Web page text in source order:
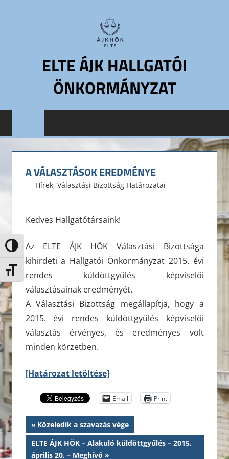
Nagy kontraszt váltása
Betűméret váltása
ELTE ÁJK HALLGATÓI
ÖNKORMÁNYZAT
Jogtudományi
Hallgatói
Önkormányzat
A VÁLASZTÁSOK EREDMÉNYE
2015. április 5.
ELTE ÁJK HÖK
Hírek,Választási Bizottság Határozatai
Kedves Hallgatótársaink!
Az ELTE ÁJK HÖK Választási Bizottsága
kihirdeti a Hallgatói Önkormányzat 2015. évi
rendes küldöttgyűlés képviselői
választásainak eredményét.
A Választási Bizottság megállapítja, hogy a
2015. évi rendes küldöttgyűlés képviselői
választás érvényes, és eredményes volt
minden körzetben.
[Határozat letöltése]
Email Print
Bejegyzés
navigáció
Previous
Post:
Közeledik a szavazás vége
Next
Post:
ELTE ÁJK HÖK – Alakuló küldöttgyűlés – 2015.
április 20. – Meghívó